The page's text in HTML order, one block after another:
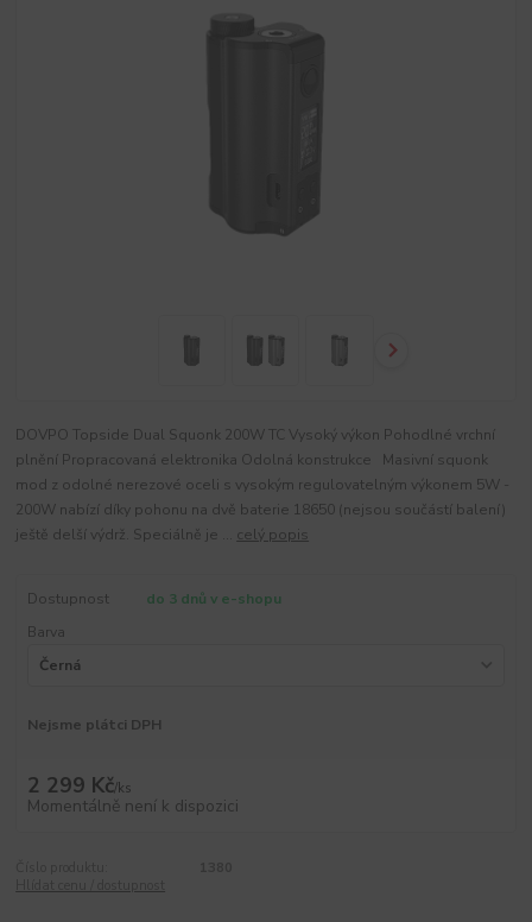
DOVPO Topside Dual Squonk 200W TC Vysoký výkon Pohodlné vrchní
plnění Propracovaná elektronika Odolná konstrukce Masivní squonk
mod z odolné nerezové oceli s vysokým regulovatelným výkonem 5W -
200W nabízí díky pohonu na dvě baterie 18650 (nejsou součástí balení)
ještě delší výdrž. Speciálně je ... celý popis
Dostupnost
do 3 dnů v e-shopu
Barva
Nejsme plátci DPH
2 299 Kč/ks
Momentálně není k dispozici